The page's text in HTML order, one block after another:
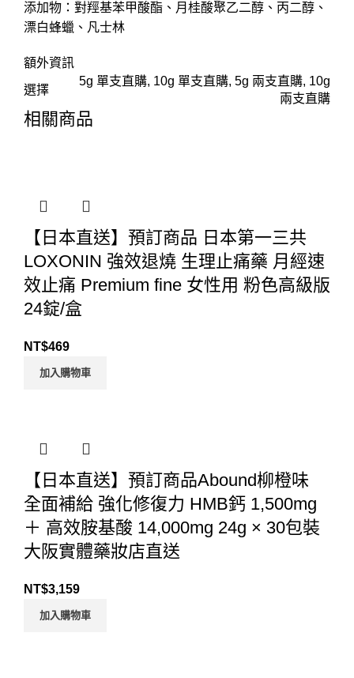
添加物：對羥基苯甲酸酯、月桂酸聚乙二醇、丙二醇、
漂白蜂蠟、凡士林
額外資訊
選擇
5g 單支直購, 10g 單支直購, 5g 兩支直購, 10g
兩支直購
相關商品
【日本直送】預訂商品 日本第一三共
LOXONIN 強效退燒 生理止痛藥 月經速
效止痛 Premium fine 女性用 粉色高級版
24錠/盒
NT$469
加入購物車
【日本直送】預訂商品Abound柳橙味
全面補給 強化修復力 HMB鈣 1,500mg
＋ 高效胺基酸 14,000mg 24g × 30包裝
大阪實體藥妝店直送
NT$3,159
加入購物車